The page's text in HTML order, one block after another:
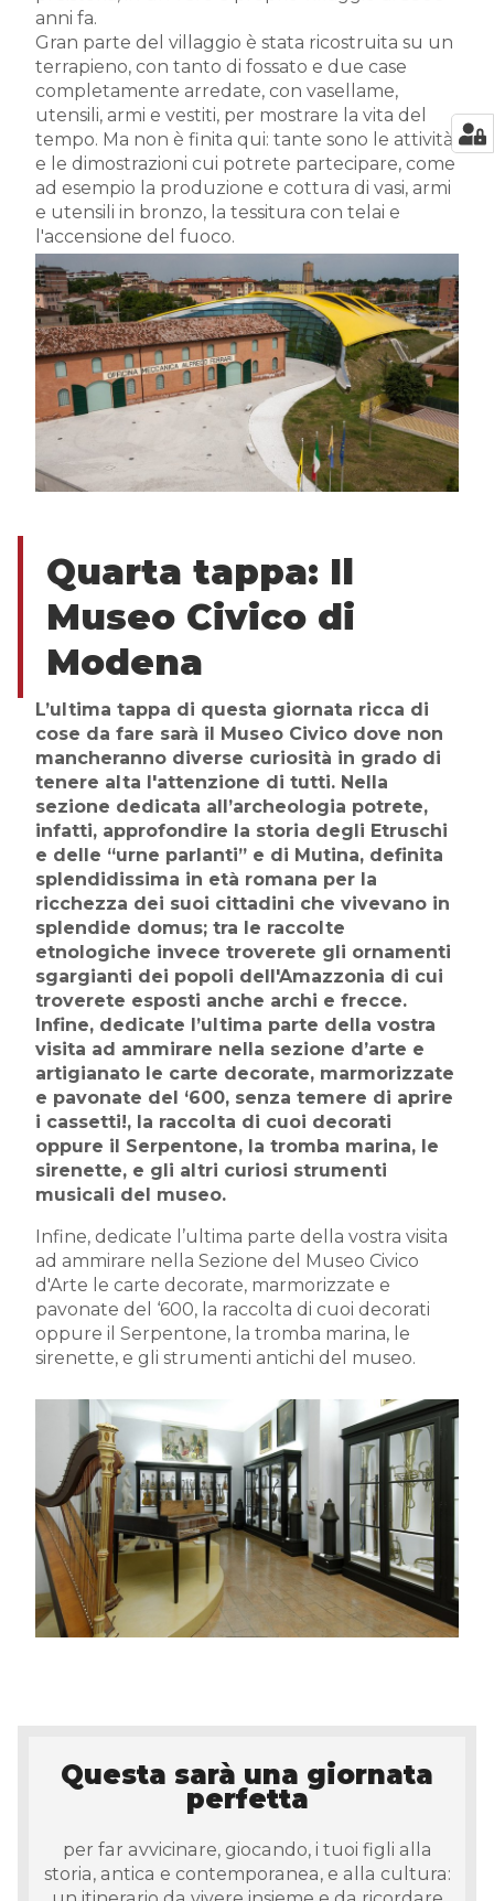
anni fa.
Gran parte del villaggio è stata ricostruita su un
terrapieno, con tanto di fossato e due case
completamente arredate, con vasellame,
utensili, armi e vestiti, per mostrare la vita del
tempo. Ma non è finita qui: tante sono le attività
e le dimostrazioni cui potrete partecipare, come
ad esempio la produzione e cottura di vasi, armi
e utensili in bronzo, la tessitura con telai e
l'accensione del fuoco.
Quarta tappa: Il
Museo Civico di
Modena
L’ultima tappa di questa giornata ricca di
cose da fare sarà il Museo Civico dove non
mancheranno diverse curiosità in grado di
tenere alta l'attenzione di tutti. Nella
sezione dedicata all’archeologia potrete,
infatti, approfondire la storia degli Etruschi
e delle “urne parlanti” e di Mutina, definita
splendidissima in età romana per la
ricchezza dei suoi cittadini che vivevano in
splendide domus; tra le raccolte
etnologiche invece troverete gli ornamenti
sgargianti dei popoli dell'Amazzonia di cui
troverete esposti anche archi e frecce.
Infine, dedicate l’ultima parte della vostra
visita ad ammirare nella sezione d’arte e
artigianato le carte decorate, marmorizzate
e pavonate del ‘600, senza temere di aprire
i cassetti!, la raccolta di cuoi decorati
oppure il Serpentone, la tromba marina, le
sirenette, e gli altri curiosi strumenti
musicali del museo.
Infine, dedicate l’ultima parte della vostra visita
ad ammirare nella Sezione del Museo Civico
d'Arte le carte decorate, marmorizzate e
pavonate del ‘600, la raccolta di cuoi decorati
oppure il Serpentone, la tromba marina, le
sirenette, e gli strumenti antichi del museo.
Questa sarà una giornata
perfetta
per far avvicinare, giocando, i tuoi figli alla
storia, antica e contemporanea, e alla cultura: